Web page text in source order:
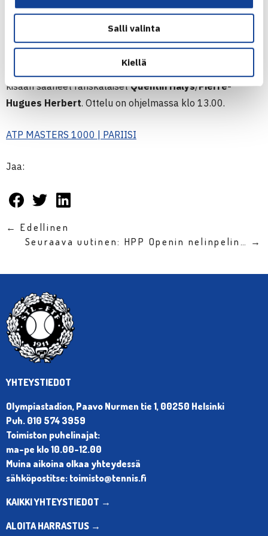
Salli valinta
Kiellä
Suoraan toiselle kierrokselle päässyt sijoitettu pari voitti
Vasselin
Välierissä lauantaina Heliövaara/Patten kohtaa villin kortin
kisaan saaneet ranskalaisetQuentin Halys/Pierre-
Hugues Herbert. Ottelu on ohjelmassa klo 13.00.
ATP MASTERS 1000 | PARIISI
Jaa:
← Edellinen
Seuraava uutinen: HPP Openin nelinpelin… →
YHTEYSTIEDOT
Olympiastadion, Paavo Nurmen tie 1, 00250 Helsinki
Puh. 010 574 3959
Toimiston puhelinajat:
ma-pe klo 10.00-12.00
Muina aikoina olkaa yhteydessä
sähköpostitse: toimisto@tennis.fi
KAIKKI YHTEYSTIEDOT →
ALOITA HARRASTUS →